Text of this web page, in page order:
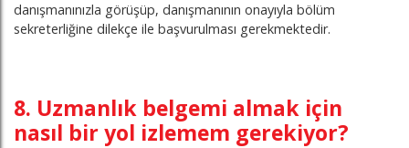
danışmanınızla görüşüp, danışmanının onayıyla bölüm
sekreterliğine dilekçe ile başvurulması gerekmektedir.
8. Uzmanlık belgemi almak için
nasıl bir yol izlemem gerekiyor?